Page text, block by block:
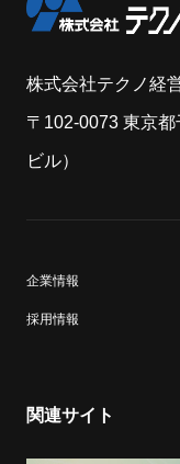
株式会社テクノ経
〒102-0073 東京
ビル）
企業情報
採用情報
関連サイト